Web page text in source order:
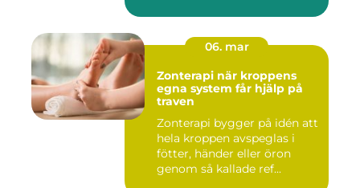
06. mar
Zonterapi när kroppens
egna system får hjälp på
traven
Zonterapi bygger på idén att
hela kroppen avspeglas i
fötter, händer eller öron
genom så kallade ref...